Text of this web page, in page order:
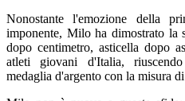
Nonostante l'emozione della
imponente, Milo ha dimostrato la
dopo centimetro, asticella dopo
atleti giovani d'Italia,
medaglia d'argento con la misura